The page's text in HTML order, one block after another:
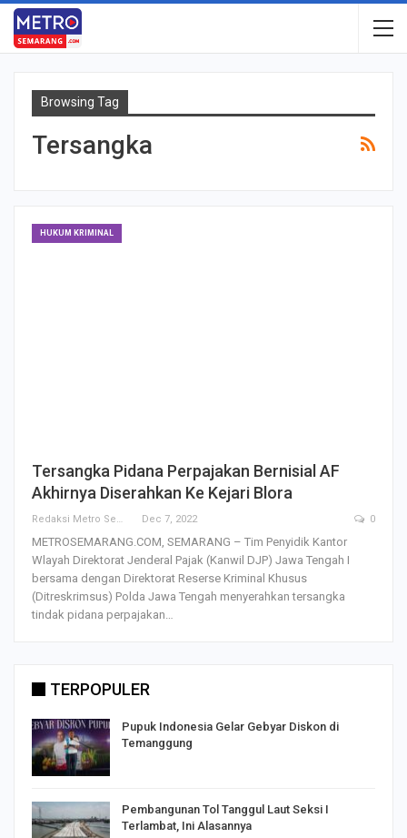
Browsing Tag
Tersangka
HUKUM KRIMINAL
Tersangka Pidana Perpajakan Bernisial AF
Akhirnya Diserahkan Ke Kejari Blora
Redaksi Metro Semarang Dec 7, 2022 0
METROSEMARANG.COM, SEMARANG – Tim Penyidik Kantor
Wlayah Direktorat Jenderal Pajak (Kanwil DJP) Jawa Tengah I
bersama dengan Direktorat Reserse Kriminal Khusus
(Ditreskrimsus) Polda Jawa Tengah menyerahkan tersangka
tindak pidana perpajakan…
TERPOPULER
Pupuk Indonesia Gelar Gebyar Diskon di
Temanggung
Pembangunan Tol Tanggul Laut Seksi I
Terlambat, Ini Alasannya